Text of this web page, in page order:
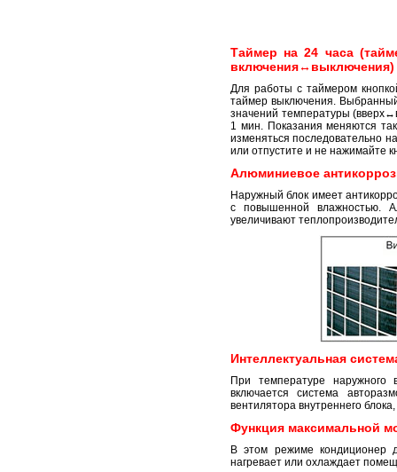
Таймер на 24 часа
включения↔выключения)
Для работы с таймером
таймер выключения.
значений температуры
1 мин. Показания меняются
изменяться последовательно
или отпустите и не нажимайте
Алюминиевое
Наружный блок имеет
c повышенной влажностью.
увеличивают
Интеллектуальная
При температуре наружного
включается система
вентилятора внутреннего
Функция максимальной
В этом режиме кондиционер
нагревает или охлаждает